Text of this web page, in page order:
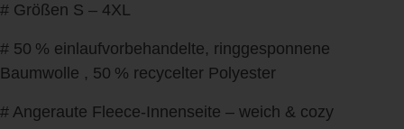
# Größen S – 4XL
# 50 % einlaufvorbehandelte, ringgesponnene
Baumwolle , 50 % recycelter Polyester
# Angeraute Fleece-Innenseite – weich & cozy